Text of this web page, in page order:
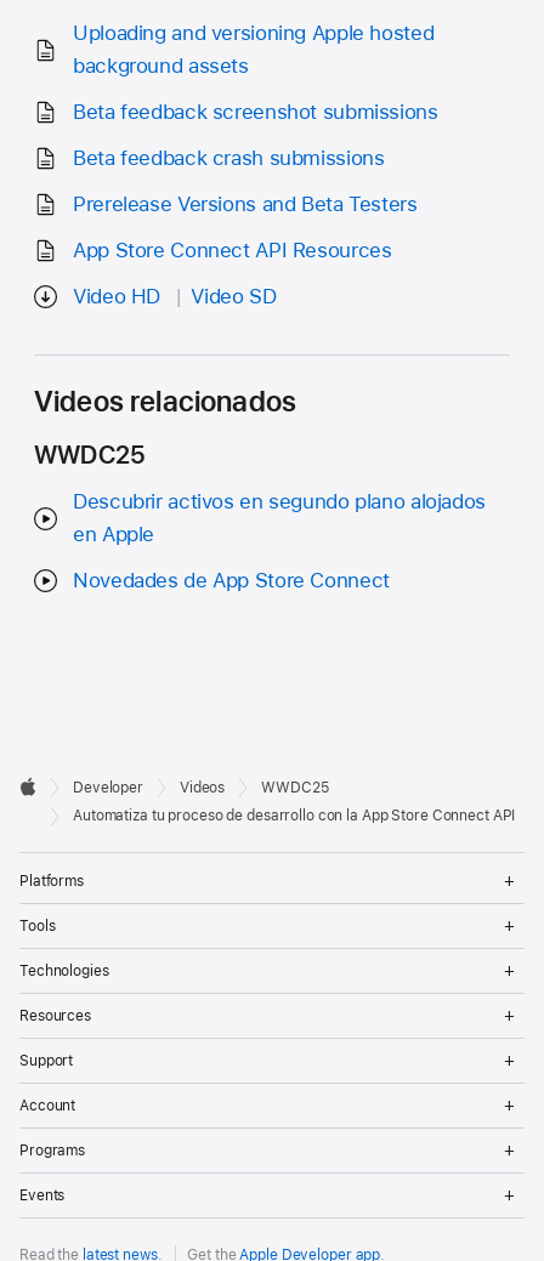
Uploading and versioning Apple hosted
background assets
Beta feedback screenshot submissions
Beta feedback crash submissions
Prerelease Versions and Beta Testers
App Store Connect API Resources
Video HD
Video SD
Videos relacionados
WWDC25
Descubrir activos en segundo plano alojados
en Apple
Novedades de App Store Connect
Developer
Footer

Apple
Developer Videos
WWDC25
Automatiza tu proceso de desarrollo con la App Store Connect API
Platforms
Tools
Technologies
Resources
Support
Account
Programs
Events
Read the latest news. Get the Apple Developer app